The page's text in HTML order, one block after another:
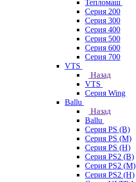
Тепломаш
Серия 200
Серия 300
Серия 400
Серия 500
Серия 600
Серия 700
VTS
Назад
VTS
Серия Wing
Ballu
Назад
Ballu
Серия PS (B)
Серия PS (M)
Серия PS (H)
Серия PS2 (B)
Серия PS2 (M)
Серия PS2 (H)